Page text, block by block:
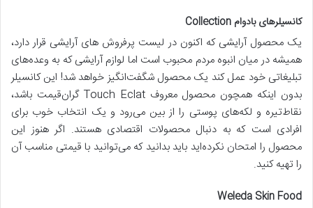
کانسیلرهای بادوام Collection
یک محصول آرایشی که اکنون در لیست پرفروش‌ های آرایشی قرار دارد،
همیشه در میان انبوه مردم محبوب است اما لوازم آرایشی که به وعده‌های
تبلیغاتی خود عمل کند یک محصول شگفت‌انگیز خواهد شد! این کانسیلر
بدون اینکه همچون محصول معروف Touch Eclat گران‌قیمت باشد،
نقاط‌تیره و لکه‌های پوستی را از بین می‌رود و یک انتخاب خوب برای
افرادی است که به دنبال محصولات اقتصادی هستند. اگر هنوز این
محصول را امتحان نکرده‌اید باید بدانید که می‌توانید با قیمتی مناسب آن
را تهیه کنید.
Weleda Skin Food